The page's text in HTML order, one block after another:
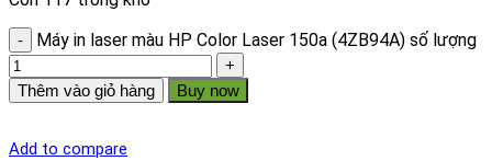
Máy in laser màu HP Color Laser 150a (4ZB94A) số lượng
Thêm vào giỏ hàng Buy now
Add to compare